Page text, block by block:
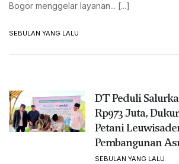
Bogor menggelar layanan... [...]
SEBULAN YANG LALU
DT Peduli
Rp973 Juta,
Petani
Pembangunan
SEBULAN YANG LALU